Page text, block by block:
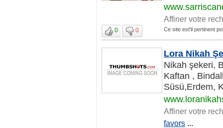
Affiner votre
0 0 Ce site est'il pertinent
Lora Nikah
Nikah şekeri,
Kaftan ,
Süsü,Erdem,
Affiner votre
favors ...